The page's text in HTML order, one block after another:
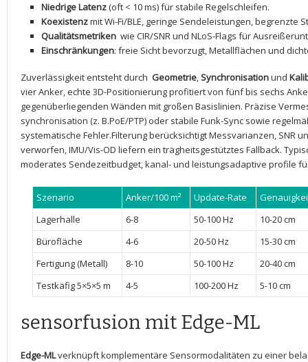
Niedrige Latenz(oft​ < 10‌ ms) für stabile Regelschleifen.
Koexistenzmit ⁣Wi‑Fi/BLE, geringe Sendeleistungen,⁤ begrenzte
Qualitätsmetriken wie CIR/SNR ‍und NLoS-Flags ‍für
Einschränkungen: ⁤freie Sicht ​bevorzugt, Metallflächen ‍und
Zuverlässigkeit entsteht durch ​ Geometrie,⁤Synchronisationund
vier Anker, echte ⁢3D-Positionierung profitiert von ⁤fünf bis sechs
gegenüberliegenden Wänden mit großen Basislinien. ​Präzise⁤
synchronisation (z. B.PoE/PTP) oder stabile Funk-Sync sowie
systematische ⁤Fehler.Filterung berücksichtigt Messvarianzen,​ SNR
verworfen, IMU/Vis-OD liefern ein ⁢trägheitsgestütztes Fallback.
moderates Sendezeitbudget, kanal- und leistungsadaptive profile⁢
Szenario Anker/100 m² Update-Rate
Lagerhalle
6-8 50-100 Hz
10-20 cm
Bürofläche
4-6 20-50 Hz
15-30 cm
Fertigung⁣ (Metall)
8-10 50-100 Hz
20-40 cm
Testkäfig 5×5×5 m
4-5 100-200 Hz 5-10 cm
sensorfusion mit Edge-ML
Edge-MLverknüpft ​komplementäre Sensormodalitäten zu ​einer